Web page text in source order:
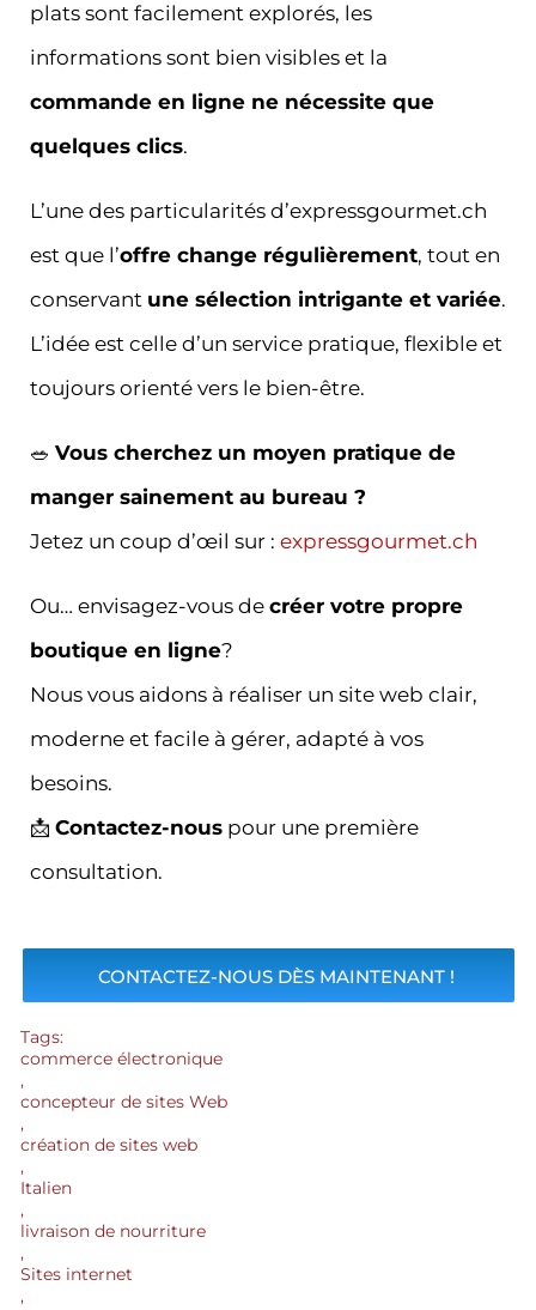
plats sont facilement explorés, les
informations sont bien visibles et la
commande en ligne ne nécessite que
quelques clics.
L’une des particularités d’expressgourmet.ch
est que l’offre change régulièrement, tout en
conservant une sélection intrigante et variée.
L’idée est celle d’un service pratique, flexible et
toujours orienté vers le bien-être.
🥗 Vous cherchez un moyen pratique de
manger sainement au bureau ?
Jetez un coup d’œil sur : expressgourmet.ch
Ou… envisagez-vous de créer votre propre
boutique en ligne?
Nous vous aidons à réaliser un site web clair,
moderne et facile à gérer, adapté à vos
besoins.
📩 Contactez-nous pour une première
consultation.
CONTACTEZ-NOUS DÈS MAINTENANT !
Tags:
commerce électronique
,
concepteur de sites Web
,
création de sites web
,
Italien
,
livraison de nourriture
,
Sites internet
,